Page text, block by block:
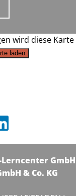
wird diese Karte
laden
Lerncenter GmbH
& Co. KG